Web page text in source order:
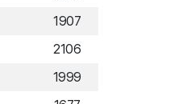
1907
2106
1999